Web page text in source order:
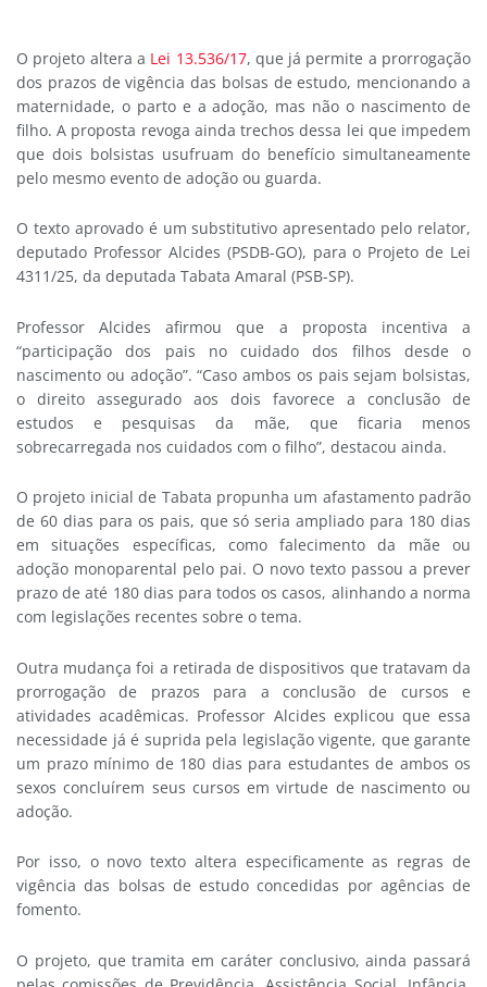
O projeto altera a Lei 13.536/17, que já permite a prorrogação
dos prazos de vigência das bolsas de estudo, mencionando a
maternidade, o parto e a adoção, mas não o nascimento de
filho. A proposta revoga ainda trechos dessa lei que impedem
que dois bolsistas usufruam do benefício simultaneamente
pelo mesmo evento de adoção ou guarda.
O texto aprovado é umsubstitutivo apresentado pelo relator,
deputado Professor Alcides (PSDB-GO), para o Projeto de Lei
4311/25, da deputada Tabata Amaral (PSB-SP).
Professor Alcides afirmou que a proposta incentiva a
“participação dos pais no cuidado dos filhos desde o
nascimento ou adoção”. “Caso ambos os pais sejam bolsistas,
o direito assegurado aos dois favorece a conclusão de
estudos e pesquisas da mãe, que ficaria menos
sobrecarregada nos cuidados com o filho”, destacou ainda.
O projeto inicial de Tabata propunha um afastamento padrão
de 60 dias para os pais, que só seria ampliado para 180 dias
em situações específicas, como falecimento da mãe ou
adoção monoparental pelo pai. O novo texto passou a prever
prazo de até 180 dias para todos os casos, alinhando a norma
com legislações recentes sobre o tema.
Outra mudança foi a retirada de dispositivos que tratavam da
prorrogação de prazos para a conclusão de cursos e
atividades acadêmicas. Professor Alcides explicou que essa
necessidade já é suprida pela legislação vigente, que garante
um prazo mínimo de 180 dias para estudantes de ambos os
sexos concluírem seus cursos em virtude de nascimento ou
adoção.
Por isso, o novo texto altera especificamente as regras de
vigência das bolsas de estudo concedidas por agências de
fomento.
O projeto, que tramita em caráter conclusivo, ainda passará